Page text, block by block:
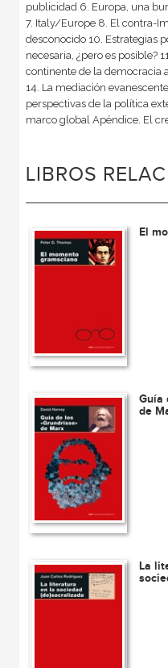
publicidad 6. Europa, una
7. Italy/Europe 8. El contra-
desconocido 10. Estrategias
necesaria, ¿pero es posible?
continente de la democracia
14. La mediación
perspectivas de la política
marco global Apéndice. El
LIBROS
El
Guía
de
La